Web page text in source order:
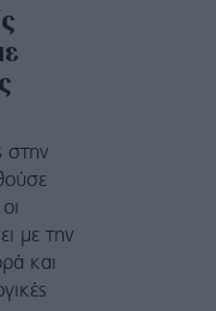
στην
με την
και